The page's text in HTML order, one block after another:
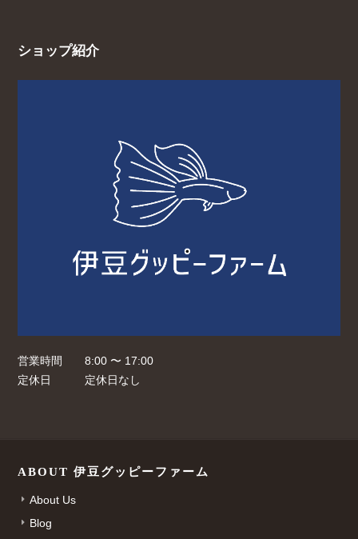
ショップ紹介
営業時間
8:00 〜 17:00
定休日
定休日なし
ABOUT 伊豆グッピーファーム
About Us
Blog